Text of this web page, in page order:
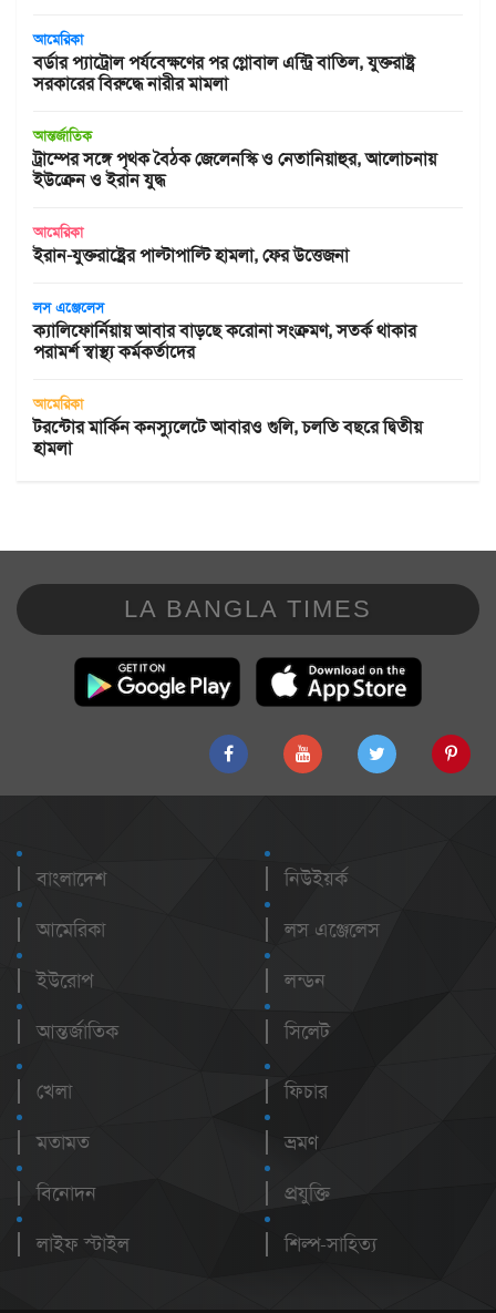
আমেরিকা
বর্ডার প্যাট্রোল পর্যবেক্ষণের পর গ্লোবাল এন্ট্রি বাতিল, যুক্তরাষ্ট্র
সরকারের বিরুদ্ধে নারীর মামলা
আন্তর্জাতিক
ট্রাম্পের সঙ্গে পৃথক বৈঠক জেলেনস্কি ও নেতানিয়াহুর, আলোচনায়
ইউক্রেন ও ইরান যুদ্ধ
আমেরিকা
ইরান-যুক্তরাষ্ট্রের পাল্টাপাল্টি হামলা, ফের উত্তেজনা
লস এঞ্জেলেস
ক্যালিফোর্নিয়ায় আবার বাড়ছে করোনা সংক্রমণ, সতর্ক থাকার
পরামর্শ স্বাস্থ্য কর্মকর্তাদের
আমেরিকা
টরন্টোর মার্কিন কনস্যুলেটে আবারও গুলি, চলতি বছরে দ্বিতীয়
হামলা
LA BANGLA TIMES
বাংলাদেশ
আমেরিকা
ইউরোপ
আন্তর্জাতিক
নিউইয়র্ক
লস এঞ্জেলেস
লন্ডন
সিলেট
খেলা
মতামত
বিনোদন
লাইফ স্টাইল
ফিচার
ভ্রমণ
প্রযুক্তি
শিল্প-সাহিত্য